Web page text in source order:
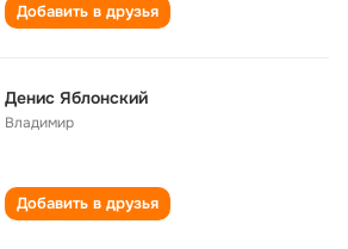
Добавить в друзья
Денис Яблонский
Владимир
Добавить в друзья